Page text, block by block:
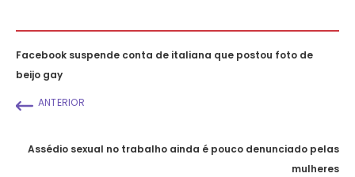
Facebook suspende conta de italiana que postou foto de
beijo gay
ANTERIOR
Assédio sexual no trabalho ainda é pouco denunciado pelas
mulheres